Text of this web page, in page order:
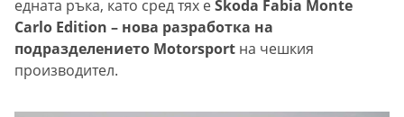
едната ръка, като сред тях еSkoda Fabia Monte
Carlo Edition – нова разработка на
подразделението Motorsport на чешкия
производител.